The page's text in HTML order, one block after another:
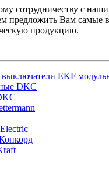
сотрудничеству с
предложить Вам самые
продукцию.
выключатели EKF
DKC